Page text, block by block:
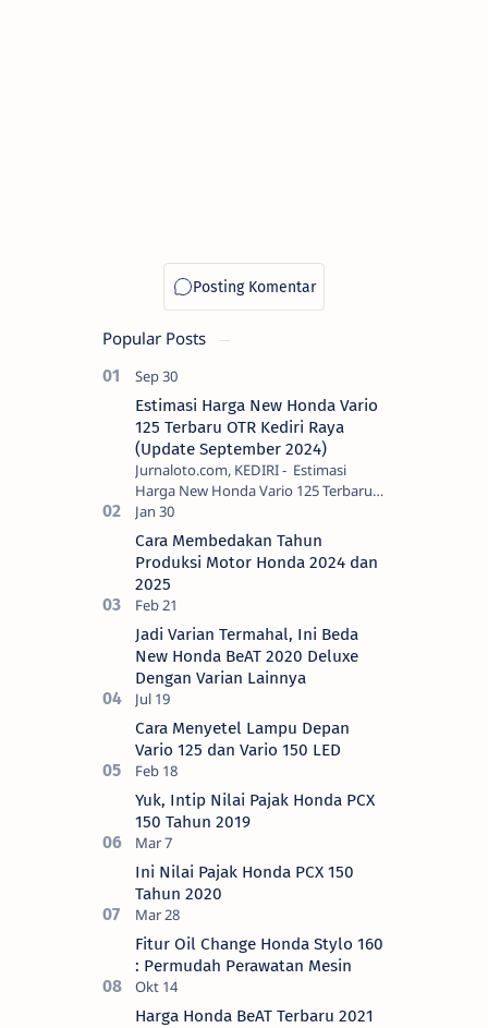
Popular Posts
Estimasi Harga New Honda Vario
125 Terbaru OTR Kediri Raya
(Update September 2024)
Jurnaloto.com, KEDIRI - Estimasi
Harga New Honda Vario 125 Terbaru
OTR Kediri Raya (Update September
2024) Brosis sekalian, PT Astra Honda
Motor (AH…
Cara Membedakan Tahun
Produksi Motor Honda 2024 dan
2025
Jadi Varian Termahal, Ini Beda
New Honda BeAT 2020 Deluxe
Dengan Varian Lainnya
Cara Menyetel Lampu Depan
Vario 125 dan Vario 150 LED
Yuk, Intip Nilai Pajak Honda PCX
150 Tahun 2019
Ini Nilai Pajak Honda PCX 150
Tahun 2020
Fitur Oil Change Honda Stylo 160
: Permudah Perawatan Mesin
Harga Honda BeAT Terbaru 2021